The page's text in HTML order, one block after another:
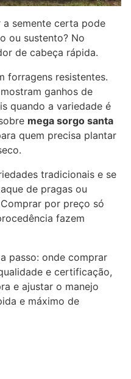
a semente certa pode
ou sustento? No
de cabeça rápida.
forragens resistentes.
ganhos de
quando a variedade é
mega sorgo santa
quem precisa plantar
tradicionais e se
de pragas ou
por preço só
fazem
passo: onde comprar
e certificação,
e ajustar o manejo
e máximo de